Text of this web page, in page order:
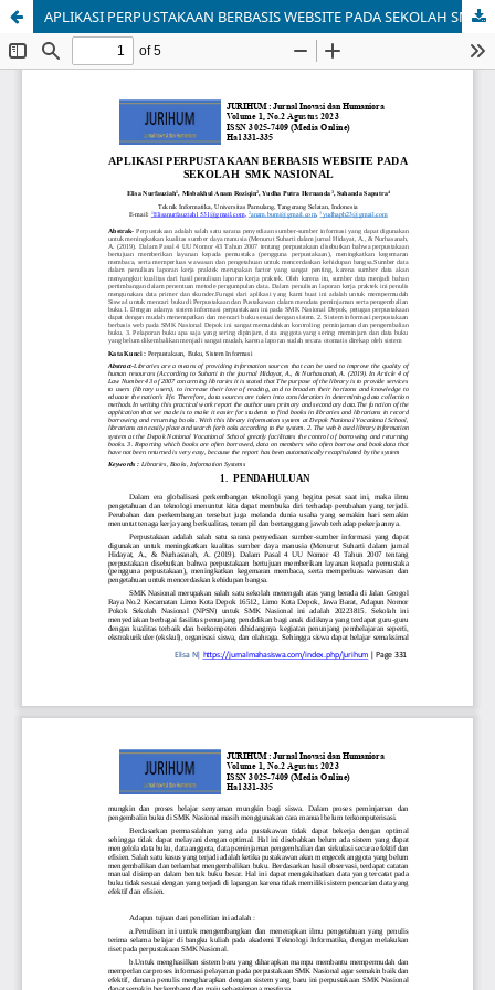
APLIKASI PERPUSTAKAAN BERBASIS WEBSITE PADA SEKOLAH SMK NASIONAL